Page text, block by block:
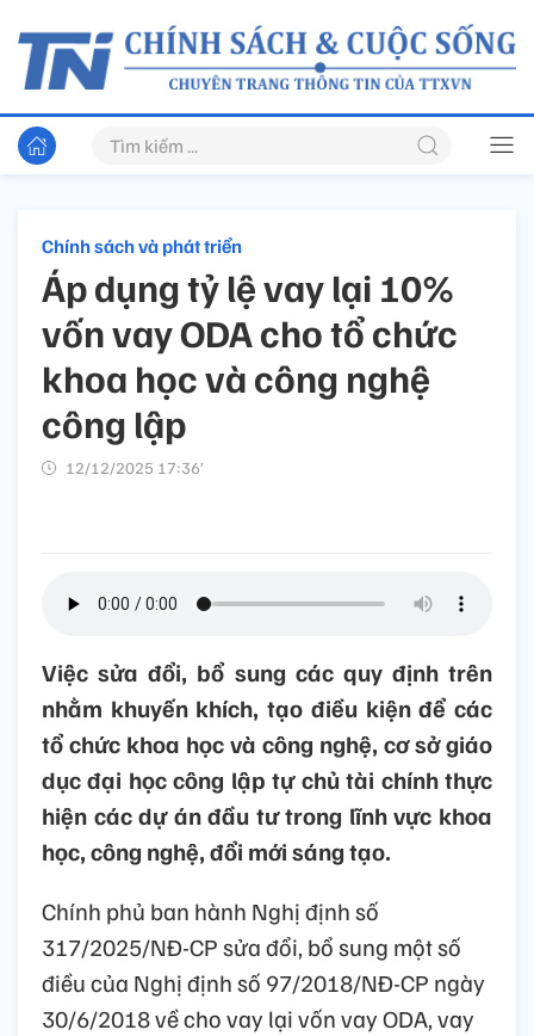
Chính sách và phát triển
Áp dụng tỷ lệ vay lại 10%
vốn vay ODA cho tổ chức
khoa học và công nghệ
công lập
12/12/2025 17:36’
Việc sửa đổi, bổ sung các quy định trên
nhằm khuyến khích, tạo điều kiện để các
tổ chức khoa học và công nghệ, cơ sở giáo
dục đại học công lập tự chủ tài chính thực
hiện các dự án đầu tư trong lĩnh vực khoa
học, công nghệ, đổi mới sáng tạo.
Chính phủ ban hành Nghị định số
317/2025/NĐ-CP sửa đổi, bổ sung một số
điều của Nghị định số 97/2018/NĐ-CP ngày
30/6/2018 về cho vay lại vốn vay ODA, vay